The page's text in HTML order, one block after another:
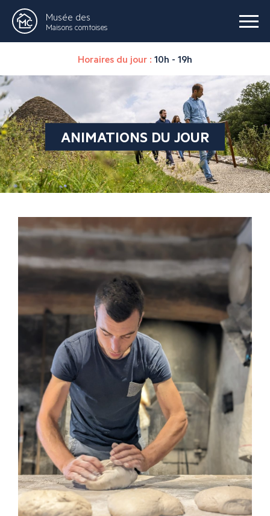
Musée des
Maisons comtoises
Horaires du jour : 10h - 19h
ANIMATIONS DU JOUR